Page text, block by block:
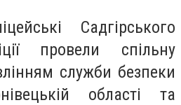
Садгірського
провели спільну
служби безпеки
області та